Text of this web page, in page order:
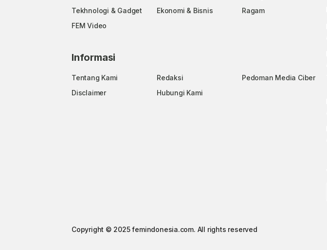
Tekhnologi & Gadget
Ekonomi & Bisnis
Ragam
FEM Video
Informasi
Tentang Kami Redaksi
Pedoman Media Ciber
Disclaimer
Hubungi Kami
Copyright © 2025 femindonesia.com. All rights reserved